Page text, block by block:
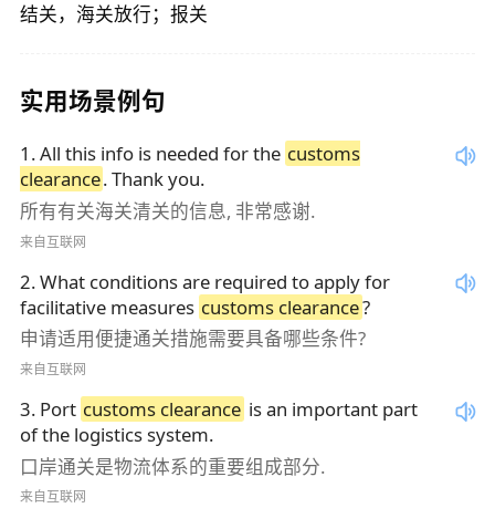
结关，海关放行；报关
实用场景例句
1 .All this info is needed for the customs
clearance. Thank you.
所有有关海关清关的信息, 非常感谢.
来自互联网
2.What conditions are required to apply for
facilitative measures customs clearance?
申请适用便捷通关措施需要具备哪些条件?
来自互联网
3. Port customs clearance is an important part
of the logistics system.
口岸通关是物流体系的重要组成部分.
来自互联网